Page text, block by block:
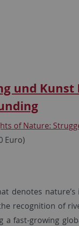
und
of Nature:
Euro)
denotes
recognition of
fast-growing